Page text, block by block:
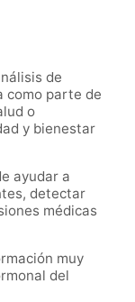
de
como parte de
o
y bienestar
ayudar a
detectar
médicas
muy
del